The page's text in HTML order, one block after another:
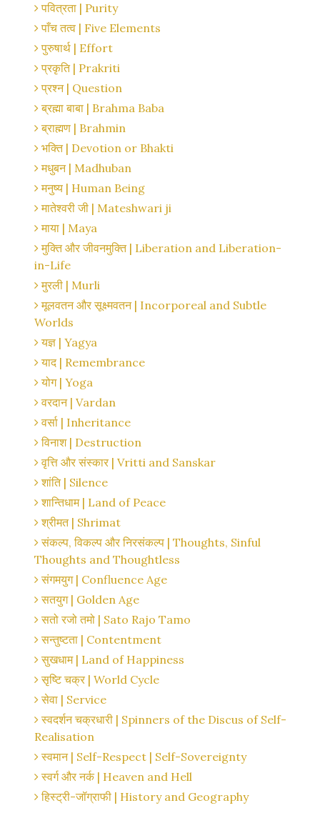
पवित्रता | Purity
पाँच तत्व | Five Elements
पुरुषार्थ | Effort
प्रकृति | Prakriti
प्रश्न | Question
ब्रह्मा बाबा | Brahma Baba
ब्राह्मण | Brahmin
भक्ति | Devotion or Bhakti
मधुबन | Madhuban
मनुष्य | Human Being
मातेश्वरी जी | Mateshwari ji
माया | Maya
मुक्ति और जीवनमुक्ति | Liberation and Liberation-
in-Life
मुरली | Murli
मूलवतन और सूक्ष्मवतन | Incorporeal and Subtle
Worlds
यज्ञ | Yagya
याद | Remembrance
योग | Yoga
वरदान | Vardan
वर्सा | Inheritance
विनाश | Destruction
वृत्ति और संस्कार | Vritti and Sanskar
शांति | Silence
शान्तिधाम | Land of Peace
श्रीमत | Shrimat
संकल्प, विकल्प और निरसंकल्प | Thoughts, Sinful
Thoughts and Thoughtless
संगमयुग | Confluence Age
सतयुग | Golden Age
सतो रजो तमो | Sato Rajo Tamo
सन्तुष्टता | Contentment
सुखधाम | Land of Happiness
सृष्टि चक्र | World Cycle
सेवा | Service
स्वदर्शन चक्रधारी | Spinners of the Discus of Self-
Realisation
स्वमान | Self-Respect | Self-Sovereignty
स्वर्ग और नर्क | Heaven and Hell
हिस्ट्री-जॉग्राफी | History and Geography